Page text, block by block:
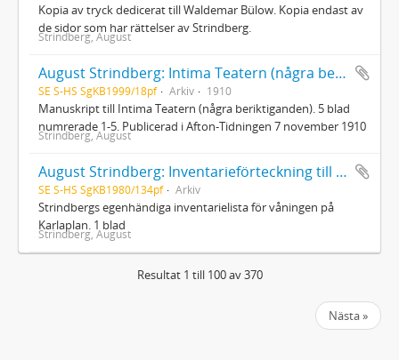
Kopia av tryck dedicerat till Waldemar Bülow. Kopia endast av
de sidor som har rättelser av Strindberg.
Strindberg, August
August Strindberg: Intima Teatern (några beriktiganden)
SE S-HS SgKB1999/18pf Arkiv 1910
Manuskript till Intima Teatern (några beriktiganden). 5 blad
numrerade 1-5. Publicerad i Afton-Tidningen 7 november 1910
Strindberg, August
August Strindberg: Inventarieförteckning till våningen på Karlaplan
SE S-HS SgKB1980/134pf Arkiv
Strindbergs egenhändiga inventarielista för våningen på
Karlaplan. 1 blad
Strindberg, August
Resultat 1 till 100 av 370
Nästa »